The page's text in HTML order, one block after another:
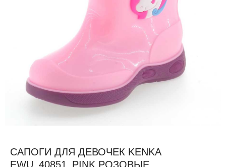
САПОГИ ДЛЯ ДЕВОЧЕК KENKA
EWU_40851_PINK РОЗОВЫЕ